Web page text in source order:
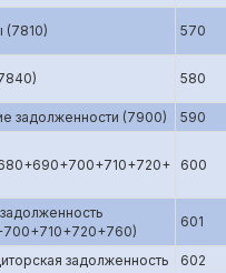
(7810) 570
580
задолженности (7900)
590
600
601
задолженность
602